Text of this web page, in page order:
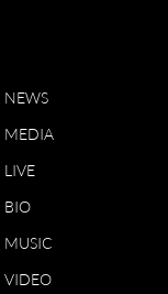
NEWS
MEDIA
LIVE
BIO
MUSIC
VIDEO